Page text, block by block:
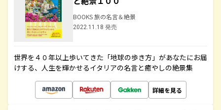
BOOKS 旅の名言＆絶景
2022.11.18 発売
世界を４０年以上歩いてきた「地球の歩き方」があなたにお届
けする、人生を輝かせるイタリアの名言と癒やしの絶景集
詳細を見る